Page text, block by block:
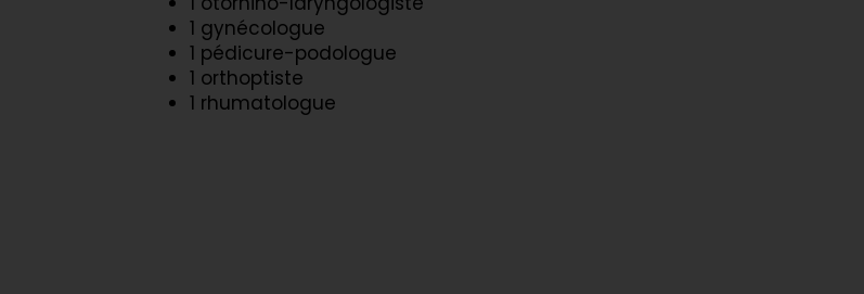
1 gynécologue
1 pédicure-podologue
1 orthoptiste
1 rhumatologue